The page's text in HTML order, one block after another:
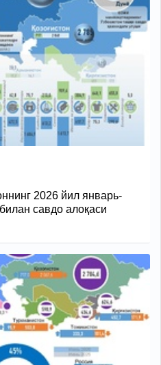
2026 йил январь-
савдо алоқаси